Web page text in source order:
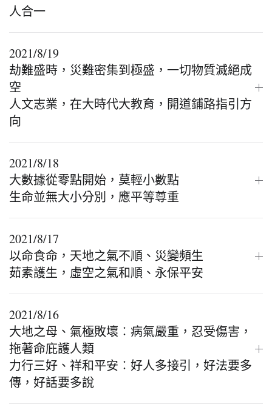
人合一
2021/8/19
劫難盛時，災難密集到極盛，一切物質滅絕成
空
人文志業，在大時代大教育，開道鋪路指引方
向
2021/8/18
大數據從零點開始，莫輕小數點
生命並無大小分別，應平等尊重
2021/8/17
以命食命，天地之氣不順、災變頻生
茹素護生，虛空之氣和順、永保平安
2021/8/16
大地之母、氣極敗壞︰病氣嚴重，忍受傷害，
拖著命庇護人類
力行三好、祥和平安︰好人多接引，好法要多
傳，好話要多說